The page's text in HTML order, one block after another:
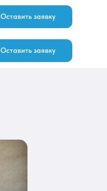
Оставить заявку
Оставить заявку